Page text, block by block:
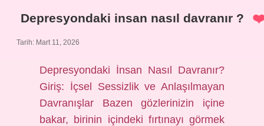
Depresyondaki insan nasıl davranır ?
Tarih: Mart 11, 2026
Depresyondaki İnsan Nasıl Davranır?
Giriş: İçsel Sessizlik ve Anlaşılmayan
Davranışlar Bazen gözlerinizin içine
bakar, birinin içindeki fırtınayı görmek